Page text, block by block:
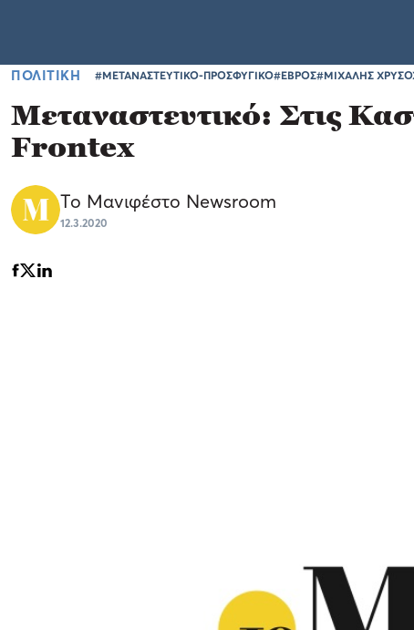
ΠΟΛΙΤΙΚΗ #ΜΕΤΑΝΑΣΤΕΥΤΙΚΟ-ΠΡΟΣΦΥΓΙΚΟ#ΕΒΡΟΣ#ΜΙΧΑΛΗΣ
Μεταναστευτικό: Στις
Frontex
Το Μανιφέστο Newsroom
12.3.2020